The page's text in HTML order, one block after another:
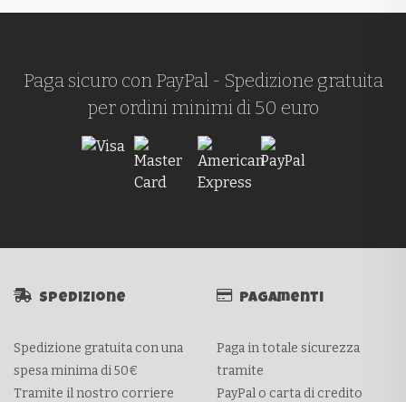
Paga sicuro con PayPal - Spedizione gratuita
per ordini minimi di 50 euro
Spedizione
Spedizione gratuita con una
spesa minima di 50€
Tramite il nostro corriere
Pagamenti
Paga in totale sicurezza
tramite
PayPal o carta di credito